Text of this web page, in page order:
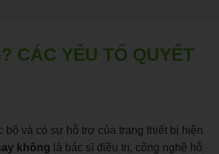
CÁC YẾU TỐ QUYẾT
và có sự hỗ trợ của trang thiết bị hiện
không là bác sĩ điều trị, công nghệ hỗ